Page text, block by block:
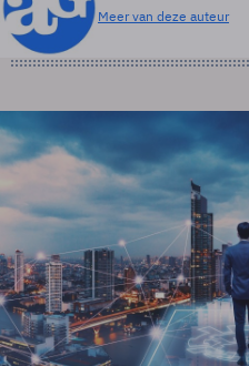
Meer van deze auteur